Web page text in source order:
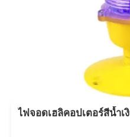
ไฟจอดเฮลิคอปเตอร์สีน้ำเ